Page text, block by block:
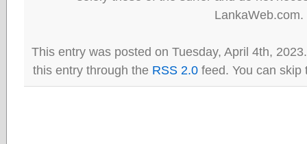
LankaWeb.com.
This entry was posted on Tuesday, April 4th,
this entry through the RSS 2.0 feed. You can